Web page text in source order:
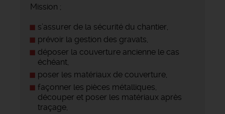
Mission ;
s’assurer de la sécurité du chantier,
prévoir la gestion des gravats,
déposer la couverture ancienne le cas
échéant,
poser les matériaux de couverture,
façonner les pièces métalliques,
découper et poser les matériaux après
traçage,